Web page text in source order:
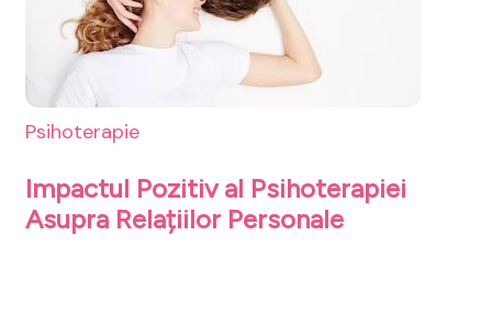
Psihoterapie
Impactul Pozitiv al Psihoterapiei
Asupra Relațiilor Personale